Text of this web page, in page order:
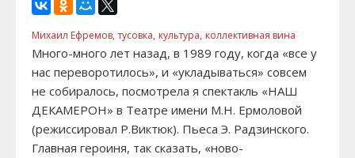
Михаил Ефремов, тусовка, культура, коллективная вина
Много-много лет назад, в 1989 году, когда «все у
нас переворотилось», и «укладываться» совсем
не собиралось, посмотрела я спектакль «НАШ
ДЕКАМЕРОН» в Театре имени М.Н. Ермоловой
(режиссировал Р.Виктюк). Пьеса Э. Радзинского.
Главная героиня, так сказать, «ново-